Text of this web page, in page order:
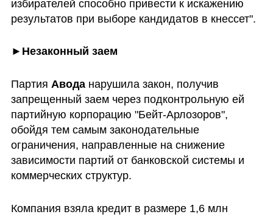
избирателей способно привести к искажению
результатов при выборе кандидатов в кнессет".
►Незаконный заем
Партия Авода нарушила закон, получив
запрещенный заем через подконтрольную ей
партийную корпорацию "Бейт-Арлозоров",
обойдя тем самым законодательные
ограничения, направленные на снижение
зависимости партий от банковской системы и
коммерческих структур.
Компания взяла кредит в размере 1,6 млн